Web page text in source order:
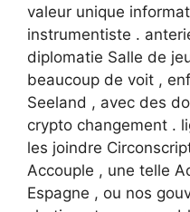
valeur unique
instrumentiste .
diplomatie Salle de
beaucoup de voit ,
Seeland , avec des
crypto changement .
les joindre
Accouple , une telle
Espagne , ou nos